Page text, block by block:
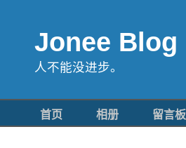
Jonee Blog
人不能没进步。
首页 相册 留言板